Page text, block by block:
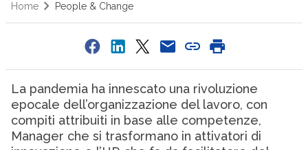
Home People & Change
La pandemia ha innescato una rivoluzione
epocale dell’organizzazione del lavoro, con
compiti attribuiti in base alle competenze,
Manager che si trasformano in attivatori di